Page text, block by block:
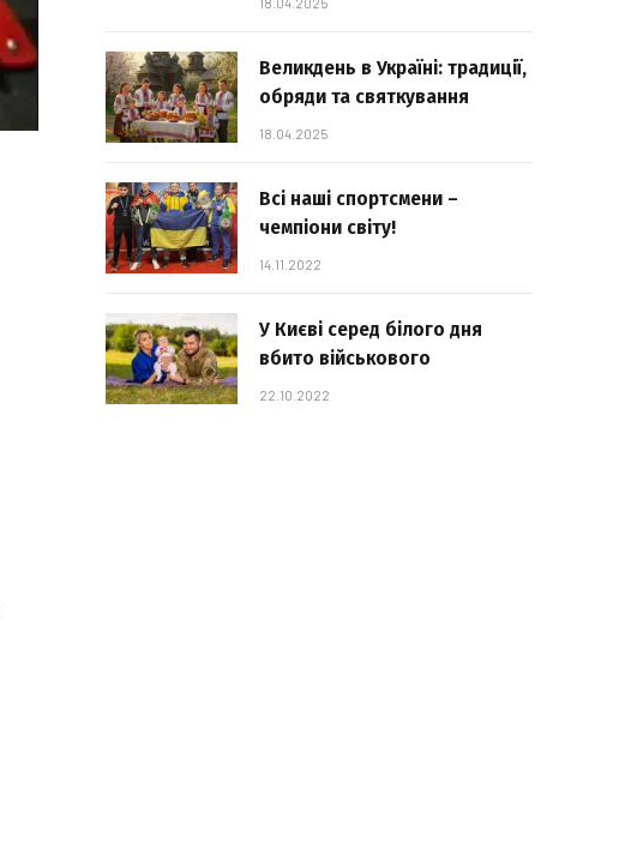
Великдень в Україні: традиції,
обряди та святкування
18.04.2025
Всі наші спортсмени –
чемпіони світу!
14.11.2022
У Києві серед білого дня
вбито військового
22.10.2022